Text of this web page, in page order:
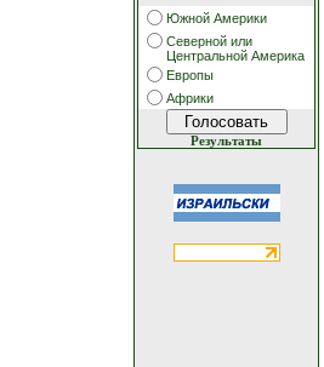
Южной Америки
Северной или
Центральной Америка
Европы
Африки
Результаты